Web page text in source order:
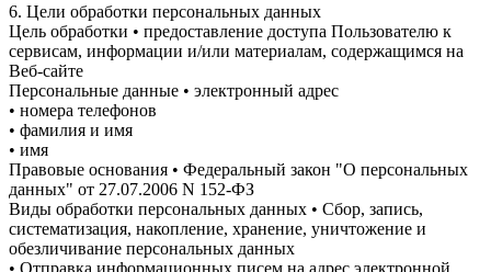
6. Цели обработки персональных данных
Цель обработки • предоставление доступа Пользователю к
сервисам, информации и/или материалам, содержащимся на
Веб-сайте
Персональные данные • электронный адрес
• номера телефонов
• фамилия и имя
• имя
Правовые основания • Федеральный закон "О персональных
данных" от 27.07.2006 N 152-ФЗ
Виды обработки персональных данных • Сбор, запись,
систематизация, накопление, хранение, уничтожение и
обезличивание персональных данных
• Отправка информационных писем на адрес электронной